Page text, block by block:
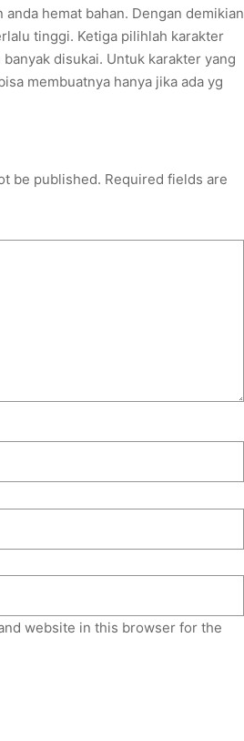
hemat bahan. Dengan demikian
tinggi. Ketiga pilihlah karakter
disukai. Untuk karakter yang
membuatnya hanya jika ada yg
be published. Required fields are
website in this browser for the